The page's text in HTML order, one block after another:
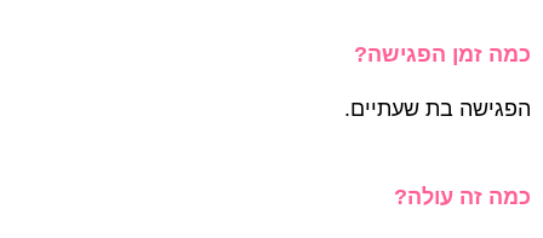
כמה זמן הפגישה?
הפגישה בת שעתיים.
כמה זה עולה?